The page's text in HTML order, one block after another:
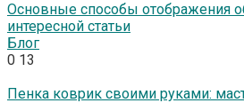
Основные способы отображения
интересной статьи
Блог
0 13
Пенка коврик своими руками: